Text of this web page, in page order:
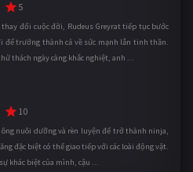
5
đổi cuộc đời, Rudeus Greyrat tiếp tục bước
để trưởng thành cả về sức mạnh lẫn tinh thần.
thách ngày càng khắc nghiệt, anh ...
10
nuôi dưỡng và rèn luyện để trở thành ninja,
đặc biệt có thể giao tiếp với các loài động vật.
khác biệt của mình, cậu ...